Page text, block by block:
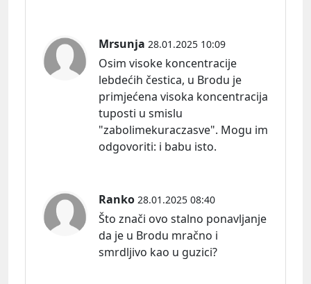
Mrsunja 28.01.2025 10:09
Osim visoke koncentracije
lebdećih čestica, u Brodu je
primjećena visoka koncentracija
tuposti u smislu
"zabolimekuraczasve". Mogu im
odgovoriti: i babu isto.
Ranko 28.01.2025 08:40
Što znači ovo stalno ponavljanje
da je u Brodu mračno i
smrdljivo kao u guzici?